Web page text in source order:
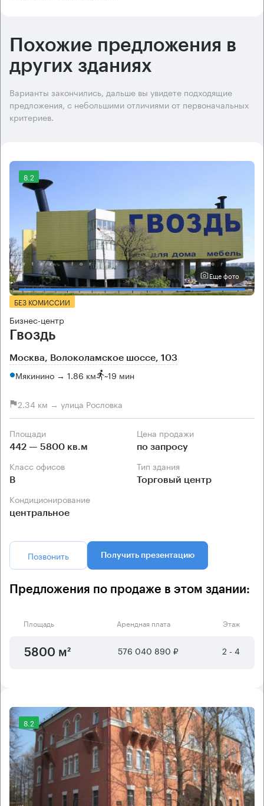
Похожие предложения в
других зданиях
Варианты закончились, дальше вы увидете подходящие
предложения, с небольшими отличиями от первоначальных
критериев.
8.2
Еще фото
БЕЗ КОМИССИИ
Бизнес-центр
Гвоздь
Москва, Волоколамское шоссе, 103
Мякинино → 1.86 км ~19 мин
2.34 км → улица Рословка
Площади
442 — 5800 кв.м
Цена продажи
по запросу
Класс офисов
B
Тип здания
Торговый центр
Кондиционирование
центральное
Позвонить Получить презентацию
Предложения по продаже в этом здании:
Площадь Арендная плата Этаж
5800 м² 576 040 890 ₽ 2 - 4
8.2